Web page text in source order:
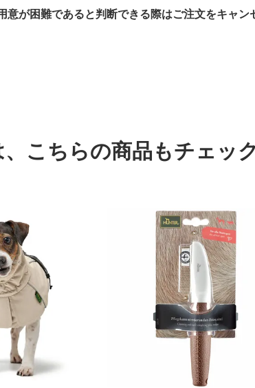
が困難であると判断できる際はご注文をキャ
こちらの商品もチェッ